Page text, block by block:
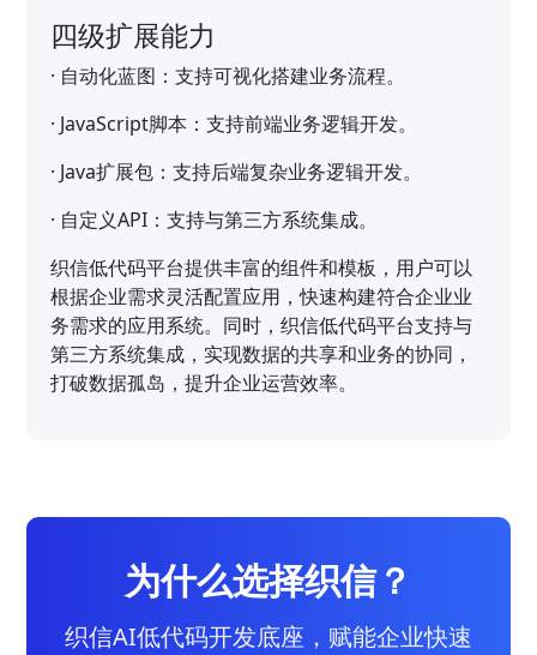
四级扩展能力
· 自动化蓝图：支持可视化搭建业务流程。
· JavaScript脚本：支持前端业务逻辑开发。
· Java扩展包：支持后端复杂业务逻辑开发。
· 自定义API：支持与第三方系统集成。
织信低代码平台提供丰富的组件和模板，用户可以
根据企业需求灵活配置应用，快速构建符合企业业
务需求的应用系统。同时，织信低代码平台支持与
第三方系统集成，实现数据的共享和业务的协同，
打破数据孤岛，提升企业运营效率。
为什么选择织信？
织信AI低代码开发底座，赋能企业快速